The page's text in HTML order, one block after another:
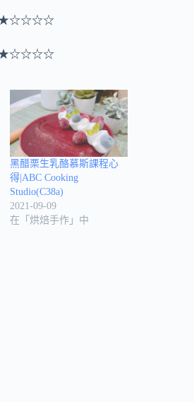
：★☆☆☆☆
：★☆☆☆☆
黑醋栗生乳酪慕斯課程心
得|ABC Cooking
Studio(C38a)
2021-09-09
在「烘焙手作」中